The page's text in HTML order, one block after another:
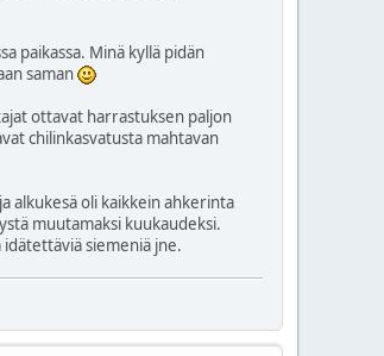
paikassa. Minä kyllä pidän
saman
ottavat harrastuksen paljon
chilinkasvatusta mahtavan
alkukesä oli kaikkein ahkerinta
muutamaksi kuukaudeksi.
siemeniä jne.